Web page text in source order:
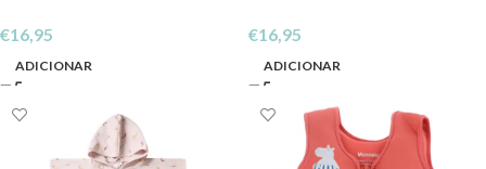
€16,95
ADICIONAR
€16,95
ADICIONAR